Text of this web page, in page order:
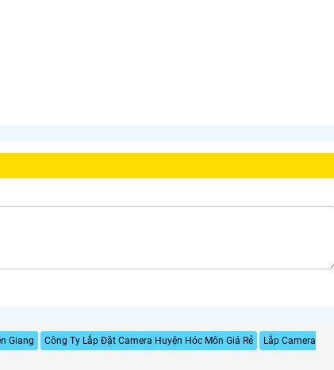
Giang Công Ty Lắp Đặt Camera Huyện Hóc Môn Giá Rẻ
Lắp Camera